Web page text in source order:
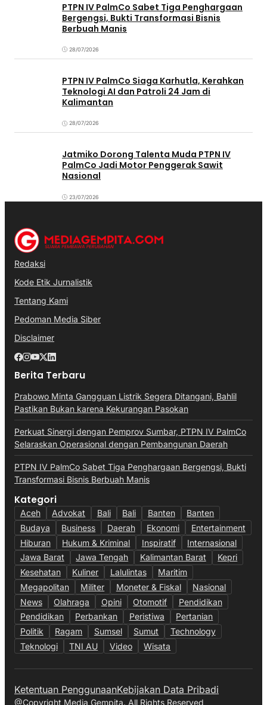
PTPN IV PalmCo Sabet Tiga Penghargaan
Bergengsi, Bukti Transformasi Bisnis
Berbuah Manis
28/07/2026
PTPN IV PalmCo Siaga Karhutla, Kerahkan
Teknologi AI dan Patroli 24 Jam di
Kalimantan
28/07/2026
Jatmiko Dorong Talenta Muda PTPN IV
PalmCo Jadi Motor Penggerak Sawit
Nasional
23/07/2026
Redaksi
Kode Etik Jurnalistik
Tentang Kami
Pedoman Media Siber
Disclaimer
Berita Terbaru
Prabowo Minta Gangguan Listrik Segera Ditangani, Bahlil
Pastikan Bukan karena Kekurangan Pasokan
Perkuat Sinergi dengan Pemprov Sumbar, PTPN IV PalmCo
Selaraskan Operasional dengan Pembangunan Daerah
PTPN IV PalmCo Sabet Tiga Penghargaan Bergengsi, Bukti
Transformasi Bisnis Berbuah Manis
Kategori
Aceh Advokat Bali Bali Banten
Banten
Budaya
Business Daerah Ekonomi
Entertainment
Hiburan
Hukum & Kriminal Inspiratif
Internasional
Jawa Barat
Jawa Tengah Kalimantan Barat
Kepri
Kesehatan
Kuliner Lalulintas
Maritim
Megapolitan
Militer Moneter & Fiskal
Nasional
News
Olahraga Opini Otomotif
Pendidikan
Pendidikan
Perbankan Peristiwa
Pertanian
Politik
Ragam Sumsel Sumut
Technology
Teknologi
TNI AU Video Wisata
Ketentuan PenggunaanKebijakan Data Pribadi
@Copyright Media Gempita. All Rights Reserved